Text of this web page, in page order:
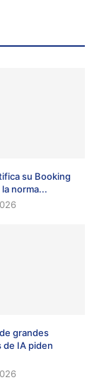
su Booking
norma...
grandes
de IA piden